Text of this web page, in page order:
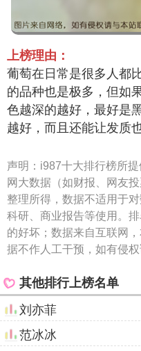
上榜理由：
葡萄在日常是很多人都
的品种也是极多，但如
色越深的越好，最好是
越好，而且还能让发质
声明： i987十大排行榜所提
网大数据（如财报、网友
整理所得，数据不适用于
科研、商业报告等使用。
的好坏；数据来自互联网
据不作人工干预，如有侵权
其他排行上榜名单
刘亦菲
范冰冰